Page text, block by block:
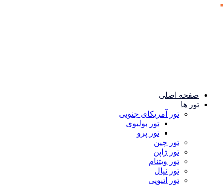
صفحه اصلی
تور ها
تور آمریکای جنوبی
تور بولیوی
تور پرو
تور چین
تور ژاپن
تور ویتنام
تور نپال
تور اتیوپی